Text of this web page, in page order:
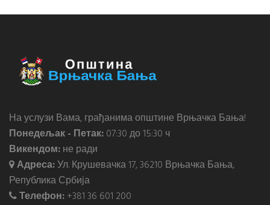
На услузи Вама, грађанима општине Врњачка Бања!
Понедељак - Петак:07:30 до 15:30 ч
Викендом:не ради
Адреса:Ул. Крушевачка 17, 36210 Врњачка Бања,
Република Србија
Телефон:+381 36 601 200